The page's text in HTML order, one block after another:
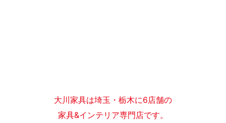
大川家具は埼玉・栃木に6店舗の
家具&インテリア専門店です。